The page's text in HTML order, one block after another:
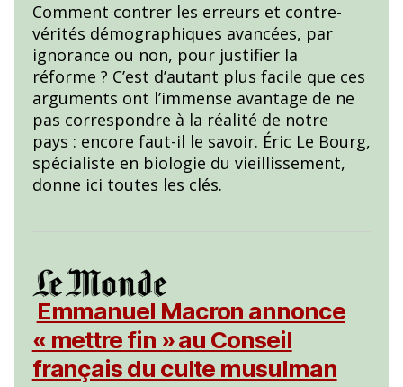
Comment contrer les erreurs et contre-
vérités démographiques avancées, par
ignorance ou non, pour justifier la
réforme ? C’est d’autant plus facile que ces
arguments ont l’immense avantage de ne
pas correspondre à la réalité de notre
pays : encore faut-il le savoir. Éric Le Bourg,
spécialiste en biologie du vieillissement,
donne ici toutes les clés.
Emmanuel Macron annonce
« mettre fin » au Conseil
français du culte musulman